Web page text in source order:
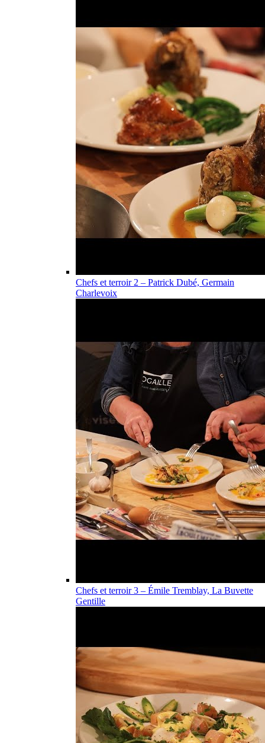
Chefs et terroir 2 – Patrick Dubé, Germain
Charlevoix
Chefs et terroir 3 – Émile Tremblay, La Buvette
Gentille